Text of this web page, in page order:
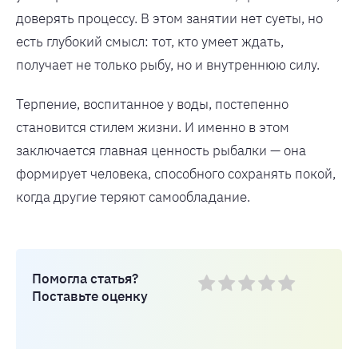
доверять процессу. В этом занятии нет суеты, но
есть глубокий смысл: тот, кто умеет ждать,
получает не только рыбу, но и внутреннюю силу.
Терпение, воспитанное у воды, постепенно
становится стилем жизни. И именно в этом
заключается главная ценность рыбалки — она
формирует человека, способного сохранять покой,
когда другие теряют самообладание.
Помогла статья?
Поставьте оценку